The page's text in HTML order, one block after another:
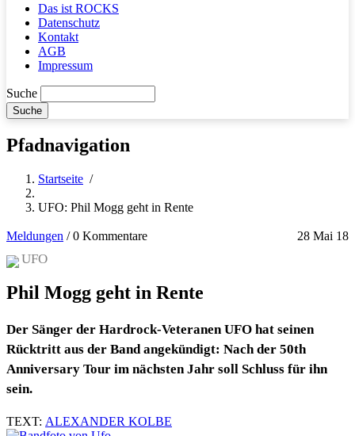
Das ist ROCKS
Datenschutz
Kontakt
AGB
Impressum
Suche
Pfadnavigation
Startseite /
UFO: Phil Mogg geht in Rente
Meldungen 28 Mai 18
/0 Kommentare
UFO
Phil Mogg geht in Rente
Der Sänger der Hardrock-Veteranen UFO hat seinen
Rücktritt aus der Band angekündigt: Nach der 50th
Anniversary Tour im nächsten Jahr soll Schluss für ihn
sein.
TEXT: ALEXANDER KOLBE